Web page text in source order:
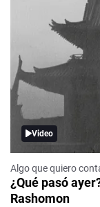
Video
Algo que quiero
¿Qué pasó
Rashomon